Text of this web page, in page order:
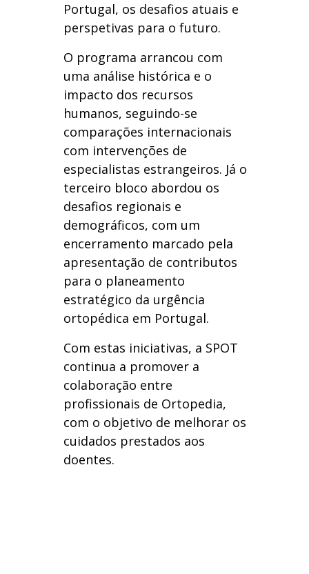
Portugal, os desafios atuais e
perspetivas para o futuro.
O programa arrancou com
uma análise histórica e o
impacto dos recursos
humanos, seguindo-se
comparações internacionais
com intervenções de
especialistas estrangeiros. Já o
terceiro bloco abordou os
desafios regionais e
demográficos, com um
encerramento marcado pela
apresentação de contributos
para o planeamento
estratégico da urgência
ortopédica em Portugal.
Com estas iniciativas, a SPOT
continua a promover a
colaboração entre
profissionais de Ortopedia,
com o objetivo de melhorar os
cuidados prestados aos
doentes.